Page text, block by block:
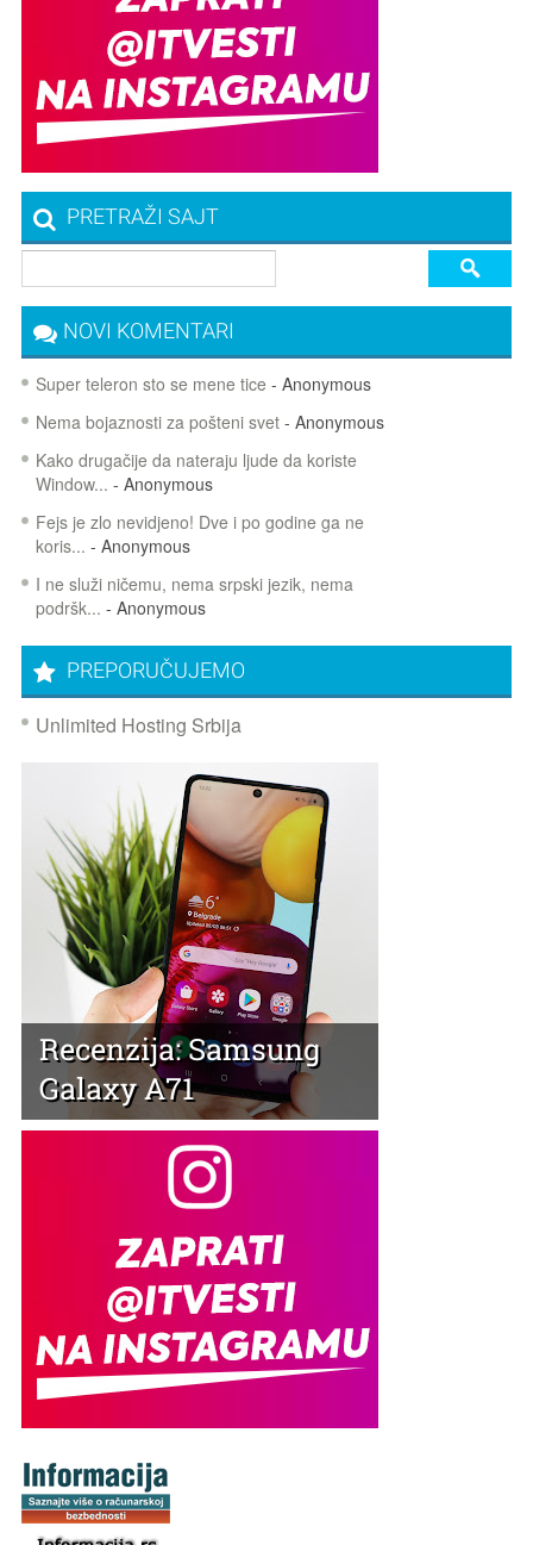
PRETRAŽI SAJT
NOVI KOMENTARI
Super teleron sto se mene tice - Anonymous
Nema bojaznosti za pošteni svet- Anonymous
Kako drugačije da nateraju ljude da koriste
Window... - Anonymous
Fejs je zlo nevidjeno! Dve i po godine ga ne
koris... - Anonymous
I ne služi ničemu, nema srpski jezik, nema
podršk... - Anonymous
PREPORUČUJEMO
Unlimited Hosting Srbija
Recenzija: Samsung
Galaxy A71